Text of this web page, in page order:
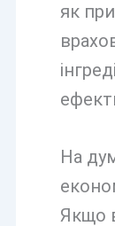
як
На
Якщо